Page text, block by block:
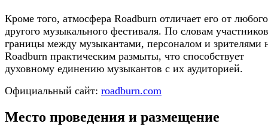
Кроме того, атмосфера Roadburn отличает его от любого
другого музыкального фестиваля. По словам
границы между музыкантами, персоналом и зрителями
Roadburn практическим размыты, что способствует
духовному единению музыкантов с их аудиторией.
Официальный сайт: roadburn.com
Место проведения и размещение